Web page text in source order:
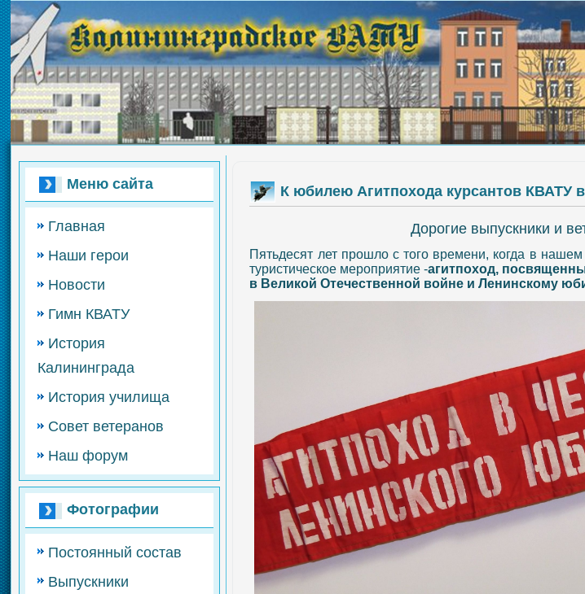
Меню сайта
Главная
Наши герои
Новости
Гимн КВАТУ
История
Калининграда
История училища
Совет ветеранов
Наш форум
Фотографии
Постоянный состав
Выпускники
К юбилею Агитпохода курсантов КВАТУ в
Дорогие выпускники и
Пятьдесят лет прошло с того времени, когда в
туристическое мероприятие -агитпоход,
в Великой Отечественной войне и Ленинскому